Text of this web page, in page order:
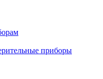
приборы